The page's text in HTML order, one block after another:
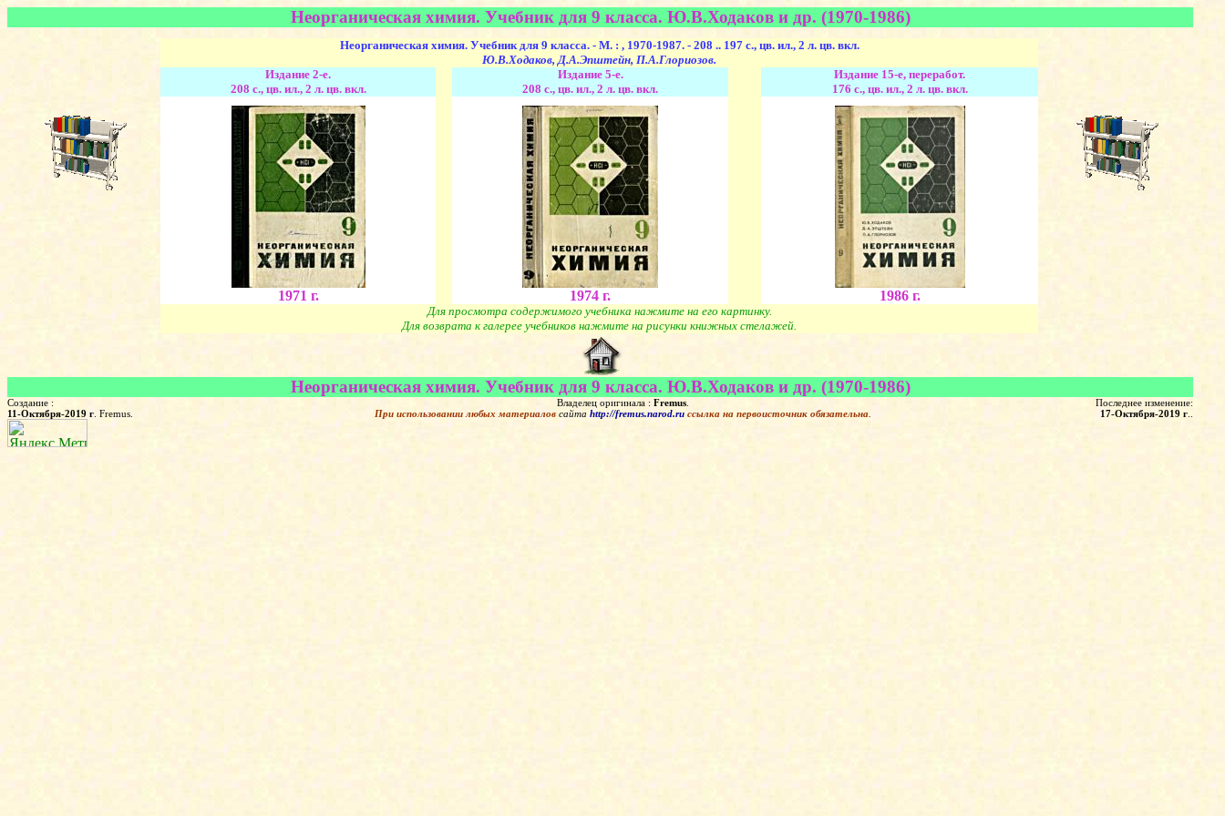
Неорганическая химия. Учебник для 9 класса. Ю.В.Ходаков и др. (1970-1986)
Неорганическая химия. Учебник для 9 класса. - М. : , 1970-1987. - 208 .. 197 с., цв. ил., 2 л. цв. вкл.
Ю.В.Ходаков, Д.А.Эпштейн, П.А.Глориозов.
Издание 2-е.
208 с., цв. ил., 2 л. цв. вкл.
Издание 5-е.
208 с., цв. ил., 2 л. цв. вкл.
Издание 15-е, переработ.
176 с., цв. ил., 2 л. цв. вкл.
1971 г. 1974 г. 1986 г.
Для просмотра содержимого учебника нажмите на его картинку.
Для возврата к галерее учебников нажмите на рисунки книжных стелажей.
Неорганическая химия. Учебник для 9 класса. Ю.В.Ходаков и др. (1970-1986)
Создание :
11-Октября-2019 г . Fremus.
Владелец оригинала : Fremus
При использовании любых материалов сайта http://fremus.narod.ru ссылка на первоисточник обязательна
Последнее изменение:
17-Октября-2019 г